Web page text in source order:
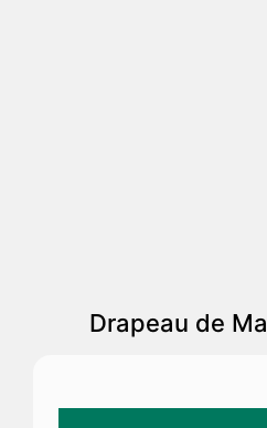
Drapeau de